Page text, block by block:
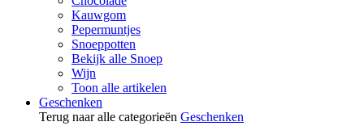
Kauwgom
Pepermuntjes
Snoeppotten
Bekijk alle Snoep
Wijn
Toon alle artikelen
Geschenken
Terug naar alle categorieën Geschenken